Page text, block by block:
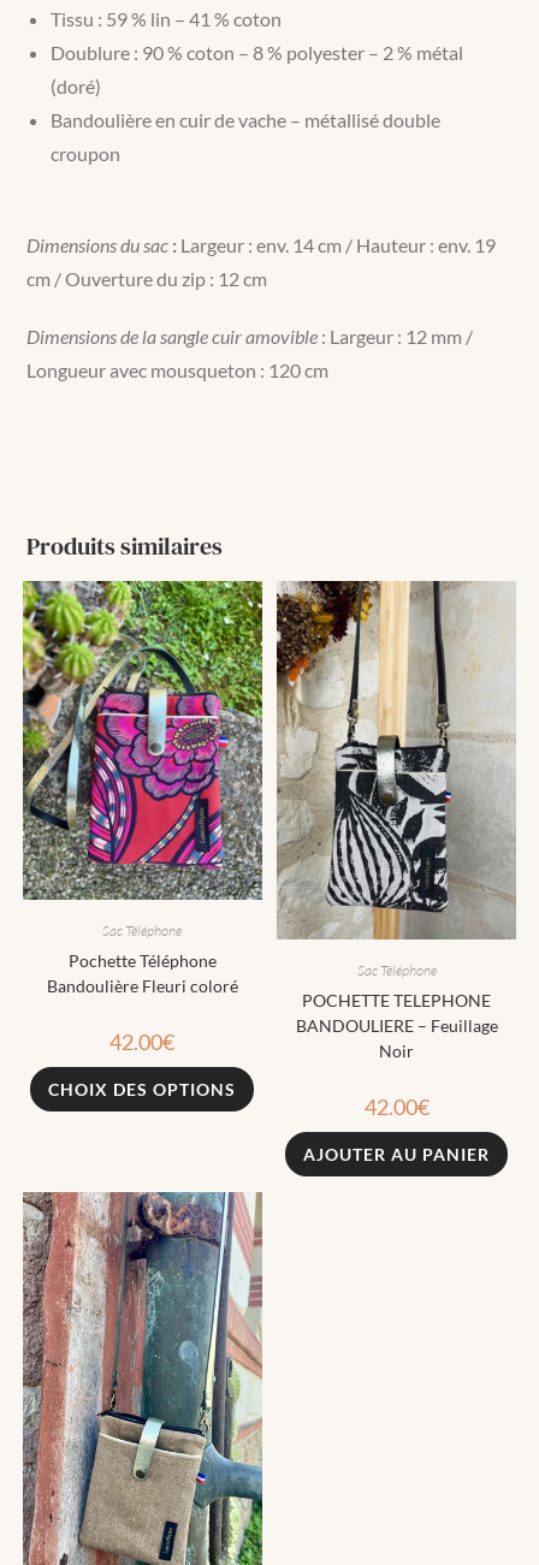
Tissu : 59 % lin – 41 % coton
Doublure : 90 % coton – 8 % polyester – 2 % métal
(doré)
Bandoulière en cuir de vache – métallisé double
croupon
Dimensions du sac : Largeur : env. 14 cm / Hauteur : env. 19
cm / Ouverture du zip : 12 cm
Dimensions de la sangle cuir amovible : Largeur : 12 mm /
Longueur avec mousqueton : 120 cm
Produits similaires
Sac Téléphone
Pochette Téléphone
Bandoulière Fleuri coloré
42.00€
CHOIX DES OPTIONS
Sac Téléphone
POCHETTE TELEPHONE
BANDOULIERE – Feuillage
Noir
42.00€
AJOUTER AU PANIER